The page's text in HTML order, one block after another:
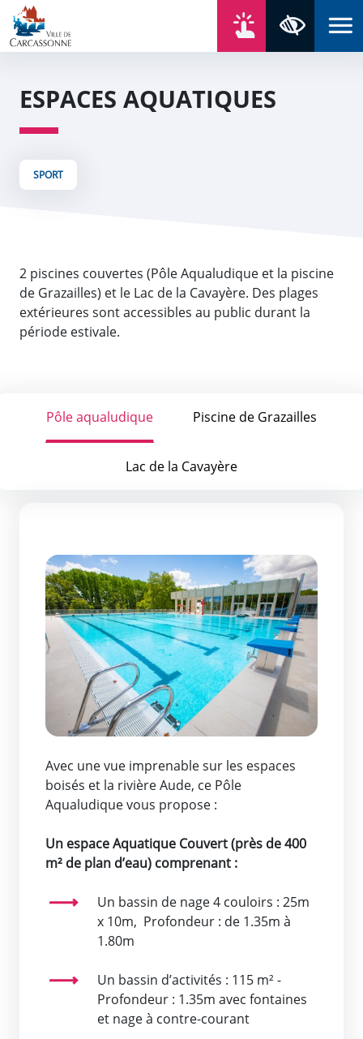
Aller au contenu
Aller au menu
Aller au plan du site
Aller à la recherche
ESPACES AQUATIQUES
SPORT
2 piscines couvertes (Pôle Aqualudique et la piscine
de Grazailles) et le Lac de la Cavayère. Des plages
extérieures sont accessibles au public durant la
période estivale.
Pôle aqualudique Piscine de Grazailles
Lac de la Cavayère
Avec une vue imprenable sur les espaces
boisés et la rivière Aude, ce Pôle
Aqualudique vous propose :
Un espace Aquatique Couvert (près de 400
m² de plan d’eau) comprenant :
Un bassin de nage 4 couloirs : 25m
x 10m, Profondeur : de 1.35m à
1.80m
Un bassin d’activités : 115 m² -
Profondeur : 1.35m avec fontaines
et nage à contre-courant
Panneau de gestion des cookies